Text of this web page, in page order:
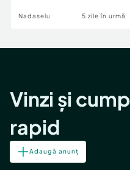
Nadaselu 5 zile în urmă
Vinzi și
rapid
Adaugă anunț